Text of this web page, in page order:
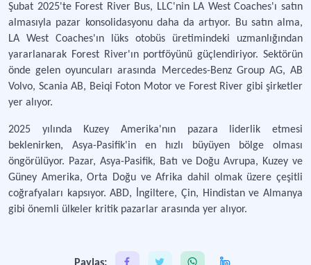
Şubat 2025'te Forest River Bus, LLC'nin LA West Coaches'ı satın
almasıyla pazar konsolidasyonu daha da artıyor. Bu satın alma,
LA West Coaches'ın lüks otobüs üretimindeki uzmanlığından
yararlanarak Forest River'ın portföyünü güçlendiriyor. Sektörün
önde gelen oyuncuları arasında Mercedes-Benz Group AG, AB
Volvo, Scania AB, Beiqi Foton Motor ve Forest River gibi şirketler
yer alıyor.
2025 yılında Kuzey Amerika'nın pazara liderlik etmesi
beklenirken, Asya-Pasifik'in en hızlı büyüyen bölge olması
öngörülüyor. Pazar, Asya-Pasifik, Batı ve Doğu Avrupa, Kuzey ve
Güney Amerika, Orta Doğu ve Afrika dahil olmak üzere çeşitli
coğrafyaları kapsıyor. ABD, İngiltere, Çin, Hindistan ve Almanya
gibi önemli ülkeler kritik pazarlar arasında yer alıyor.